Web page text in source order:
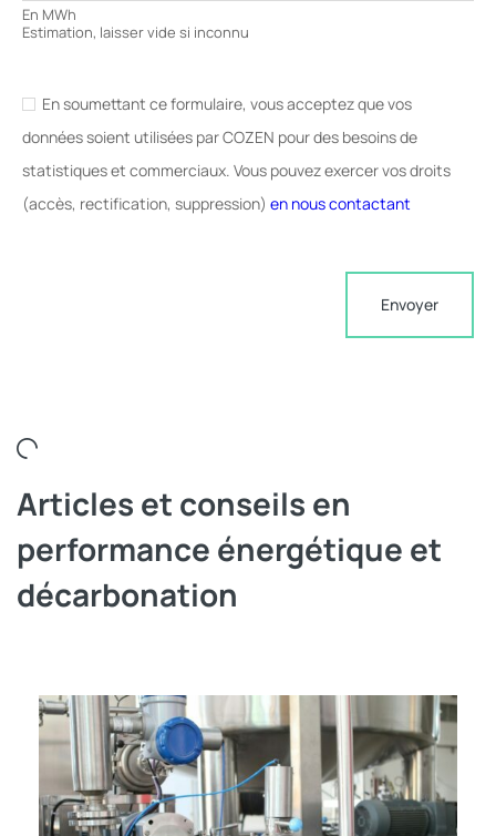
En MWh
Estimation, laisser vide si inconnu
R
G
D
*
En soumettant ce formulaire, vous acceptez que vos
données soient utilisées par COZEN pour des besoins de
statistiques et commerciaux. Vous pouvez exercer vos droits
(accès, rectification, suppression) en nous contactant
Envoyer
Articles et conseils en
performance énergétique et
décarbonation